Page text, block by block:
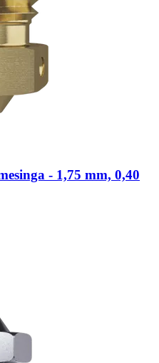
-​ 1,75 mm, 0,40